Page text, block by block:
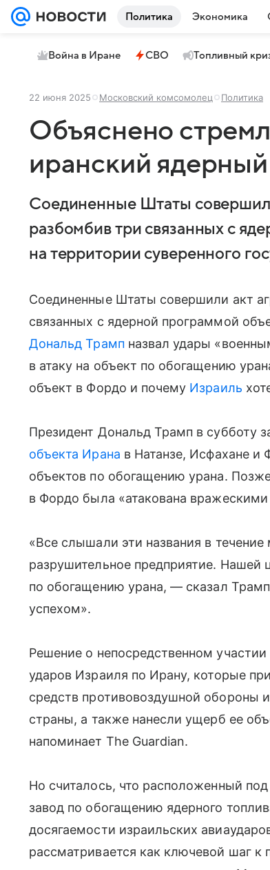
Политика Экономика
Война в Иране СВО Топливный
22 июня 2025 Московский комсомолец Политика
Объяснено
иранский
Соединенные Штаты
разбомбив три связанных с
на территории суверенного
Соединенные Штаты совершили акт
связанных с ядерной программой
Дональд Трамп назвал удары
в атаку на объект по обогащению
объект в Фордо и почему Израиль
Президент Дональд Трамп в субботу
объекта Ирана в Натанзе, Исфахане
объектов по обогащению урана.
в Фордо была «атакована
«Все слышали эти названия в
разрушительное предприятие. Нашей
по обогащению урана, — сказал
успехом».
Решение о непосредственном
ударов Израиля по Ирану, которые
средств противовоздушной обороны и
страны, а также нанесли ущерб ее
напоминает The Guardian.
Но считалось, что расположенный
завод по обогащению ядерного
досягаемости израильских
рассматривается как ключевой шаг